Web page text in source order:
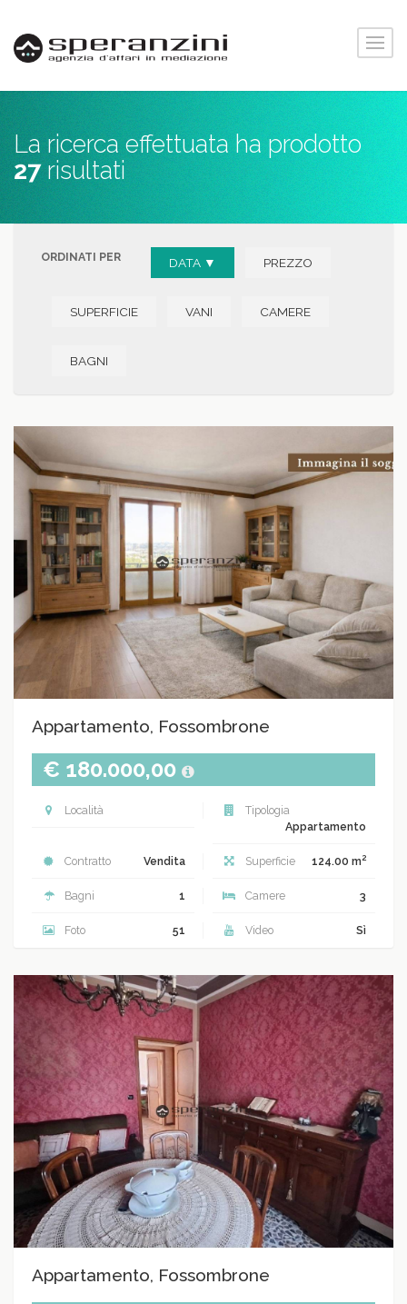
La ricerca effettuata ha prodotto
27risultati
ORDINATI PER DATA ▼ PREZZO
SUPERFICIE VANI CAMERE
BAGNI
Appartamento, Fossombrone
€ 180.000,00
Località
Tipologia
Appartamento
Contratto Vendita Superficie 124.00 m2
Bagni 1 Camere 3
Foto 51 Video Sì
Appartamento, Fossombrone